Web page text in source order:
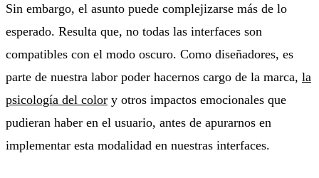
Sin embargo, el asunto puede complejizarse más de lo
esperado. Resulta que, no todas las interfaces son
compatibles con el modo oscuro. Como diseñadores, es
parte de nuestra labor poder hacernos cargo de la marca, la
psicología del color y otros impactos emocionales que
pudieran haber en el usuario, antes de apurarnos en
implementar esta modalidad en nuestras interfaces.